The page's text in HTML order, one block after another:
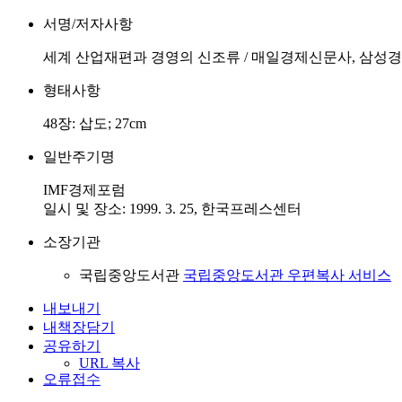
서명/저자사항
세계 산업재편과 경영의 신조류 / 매일경제신문사, 삼성
형태사항
48장: 삽도; 27cm
일반주기명
IMF경제포럼
일시 및 장소: 1999. 3. 25, 한국프레스센터
소장기관
국립중앙도서관 국립중앙도서관 우편복사 서비스
내보내기
내책장담기
공유하기
URL 복사
오류접수